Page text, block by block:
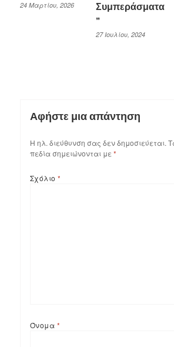
24 Μαρτίου, 2026
Συμπεράσματα
”
27 Ιουλίου, 2024
Αφήστε μια απάντηση
Η ηλ. διεύθυνση σας δεν δημοσιεύεται.
πεδία σημειώνονται με *
Σχόλιο *
Όνομα *